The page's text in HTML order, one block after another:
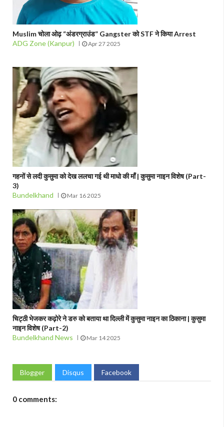
Muslim चोला ओढ़ “अंडरग्राउंड” Gangster को STF ने किया Arrest
ADG Zone (Kanpur)
Apr 27 2025
गहनों से लदी कुसुमा को देख ललचा गई थी माधो की माँ | कुसुमा नाइन विशेष (Part-
3)
Bundelkhand
Mar 16 2025
चिट्ठी भेजकर कढ़ोरे ने डरु को बताया था दिल्ली में कुसुमा नाइन का ठिकाना | कुसुमा
नाइन विशेष (Part-2)
Bundelkhand News
Mar 14 2025
Blogger Disqus Facebook
0 comments: